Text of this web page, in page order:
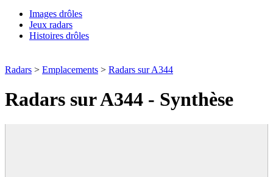
Images drôles
Jeux radars
Histoires drôles
Radars > Emplacements > Radars sur A344
Radars sur A344 - Synthèse